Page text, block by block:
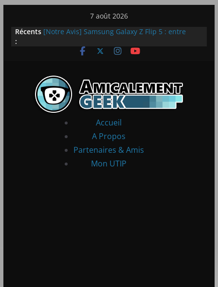
contenu
7 août 2026
Récents
:
[Notre Avis] Samsung Galaxy Z Flip 5 : entre
[PS5] New World Aeternum [Notre Avis]
LEGO dévoile la LEGO Technic McLaren P1
Accueil
A Propos
Partenaires & Amis
Mon UTIP